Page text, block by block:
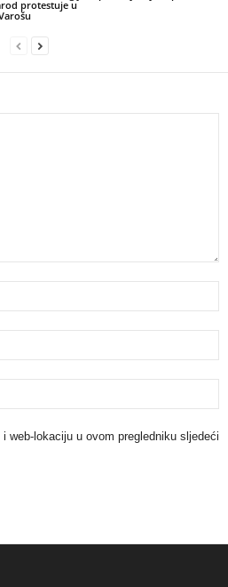
protestuje u
web-lokaciju u ovom pregledniku sljedeći